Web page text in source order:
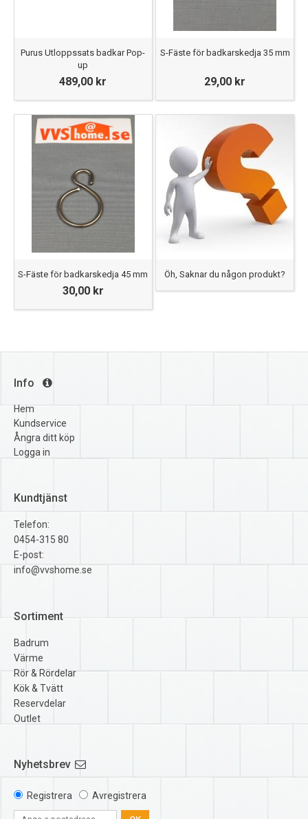
Purus Utloppssats badkar Pop-
up
489,00 kr
S-Fäste för badkarskedja 35 mm
29,00 kr
S-Fäste för badkarskedja 45 mm
30,00 kr
Öh, Saknar du någon produkt?
Info
Hem
Kundservice
Ångra ditt köp
Logga in
Kundtjänst
Telefon:
0454-315 80
E-post:
info@vvshome.se
Sortiment
Badrum
Värme
Rör & Rördelar
Kök & Tvätt
Reservdelar
Outlet
Nyhetsbrev
Registrera Avregistrera